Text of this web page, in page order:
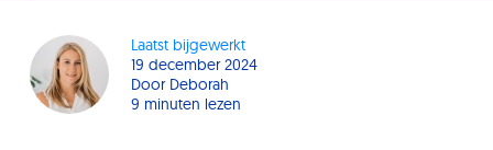
Laatst bijgewerkt
19 december 2024
Door Deborah
9 minuten lezen